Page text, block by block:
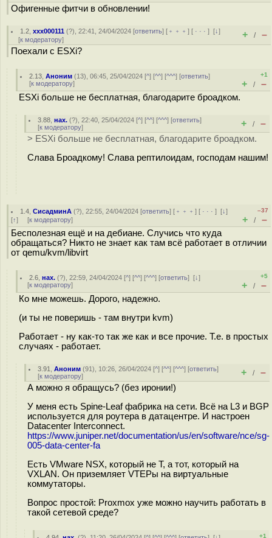
Офигенные фитчи в обновлении!
1.2 ,xxx000111 (?), 22:41, 24/04/2024 [ответить] [ ﹢﹢﹢] [ · · ·][↓]
[к модератору] + / –
Поехали с ESXi?
2.13 ,Аноним (13), 06:45, 25/04/2024 [^] [^^] [^^^] [ответить]
[к модератору]
+1
+ / –
ESXi больше не бесплатная, благодарите броадком.
3.88 ,нах. (?), 22:40, 25/04/2024 [^] [^^] [^^^] [ответить]
[к модератору] + / –
> ESXi больше не бесплатная, благодарите броадком.
Слава Броадкому! Слава рептилоидам, господам нашим!
1.4 ,СисадминА (?), 22:55, 24/04/2024 [ответить] [ ﹢﹢﹢] [ · · ·][↓]
[↑] [к модератору]
–37
+ / –
Бесполезная ещё и на дебиане. Случись что куда
обращаться? Никто не знает как там всё работает в отличии
от qemu/kvm/libvirt
2.6 ,нах. (?), 22:59, 24/04/2024 [^] [^^] [^^^] [ответить][↓]
[к модератору]
+5
+ / –
Ко мне можешь. Дорого, надежно.
(и ты не поверишь - там внутри kvm)
Работает - ну как-то так же как и все прочие. Т.е. в простых
случаях - работает.
3.91 ,Аноним (91), 10:26, 26/04/2024 [^] [^^] [^^^] [ответить]
[к модератору] + / –
А можно я обращусь? (без иронии!)
У меня есть Spine-Leaf фабрика на сети. Всё на L3 и BGP
используется для роутера в датацентре. И настроен
Datacenter Interconnect.
https://www.juniper.net/documentation/us/en/software/nce/sg-
005-data-center-fa
Есть VMware NSX, который не T, а тот, который на
VXLAN. Он приземляет VTEPы на виртуальные
коммутаторы.
Вопрос простой: Proxmox уже можно научить работать в
такой сетевой среде?
+1